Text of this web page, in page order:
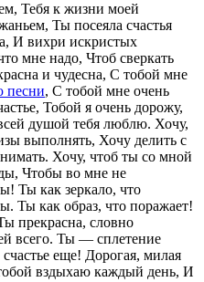
Тебя к жизни моей
Ты посеяла счастья
И вихри искристых
мне надо, Чтоб сверкать
и чудесна, С тобой мне
песни, С тобой мне очень
Тобой я очень дорожу,
душой тебя люблю. Хочу,
выполнять, Хочу делить с
Хочу, чтоб ты со мной
Чтобы во мне не
Ты как зеркало, что
Ты как образ, что поражает!
прекрасна, словно
всего. Ты — сплетение
еще! Дорогая, милая
вздыхаю каждый день, И